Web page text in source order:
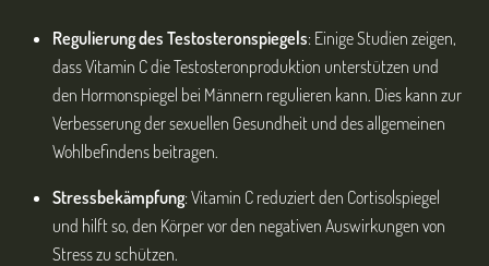
Regulierung des Testosteronspiegels: Einige Studien zeigen,
dass Vitamin C die Testosteronproduktion unterstützen und
den Hormonspiegel bei Männern regulieren kann. Dies kann zur
Verbesserung der sexuellen Gesundheit und des allgemeinen
Wohlbefindens beitragen.
Stressbekämpfung: Vitamin C reduziert den Cortisolspiegel
und hilft so, den Körper vor den negativen Auswirkungen von
Stress zu schützen.